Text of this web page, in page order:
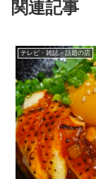
関連記事
テレビ・雑誌・話題の店